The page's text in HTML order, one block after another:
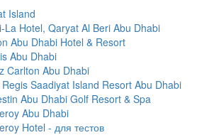
Island
La Hotel, Qaryat Al Beri Abu Dhabi
Abu Dhabi Hotel & Resort
Abu Dhabi
Carlton Abu Dhabi
Saadiyat Island Resort Abu Dhabi
Abu Dhabi Golf Resort & Spa
Abu Dhabi
Hotel - для тестов